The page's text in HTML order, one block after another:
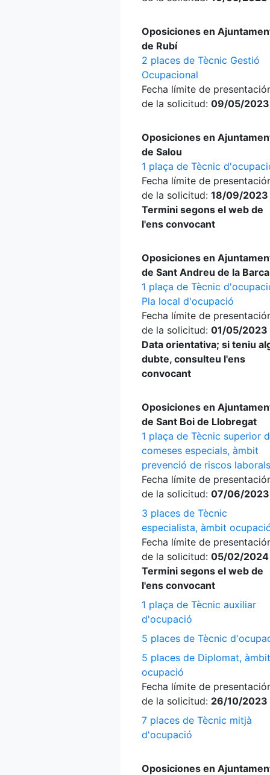
Oposiciones en
de Rubí
2 places de Tècnic Gestió
Ocupacional
Fecha límite de
de la solicitud: 09/05/2023
Oposiciones en
de Salou
1 plaça de Tècnic
Fecha límite de
de la solicitud: 18/09/
Termini segons el web de
l'ens convocant
Oposiciones en
de Sant Andreu de la Barca
1 plaça de Tècnic
Pla local d'ocupació
Fecha límite de
de la solicitud: 01/05/2023
Data orientativa; si teniu
dubte, consulteu l'ens
convocant
Oposiciones en
de Sant Boi de Llobregat
1 plaça de Tècnic superior
comeses especials, àmbit
prevenció de riscos laborals
Fecha límite de
de la solicitud: 07/06/2023
3 places de Tècnic
especialista, àmbit
Fecha límite de
de la solicitud: 05/02/
Termini segons el web de
l'ens convocant
1 plaça de Tècnic auxiliar
d'ocupació
5 places de Tècnic
5 places de Diplomat, àmbit
ocupació
Fecha límite de
de la solicitud: 26/10/2023
7 places de Tècnic mitjà
d'ocupació
Oposiciones en